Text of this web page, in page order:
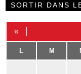
SORTIR DANS
«
L M